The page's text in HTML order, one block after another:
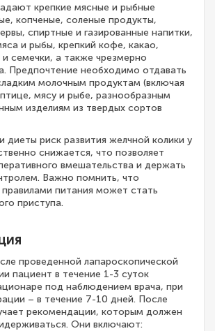
крепкие мясные и рыбные
копченые, соленые продукты,
спиртные и газированные напитки,
и рыбы, крепкий кофе, какао,
семечки, а также чрезмерно
Предпочтение необходимо отдавать
молочным продуктам (включая
мясу и рыбе, разнообразным
изделиям из твердых сортов
диеты риск развития желчной колики у
снижается, что позволяет
вмешательства и держать
Важно помнить, что
питания может стать
приступа.
проведенной лапароскопической
пациент в течение 1-3 суток
под наблюдением врача, при
– в течение 7-10 дней. После
рекомендации, которым должен
Они включают: